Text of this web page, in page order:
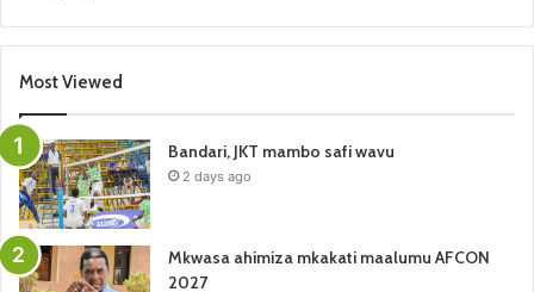
Most Viewed
Bandari, JKT mambo safi wavu
2 days ago
Mkwasa ahimiza mkakati maalumu AFCON
2027